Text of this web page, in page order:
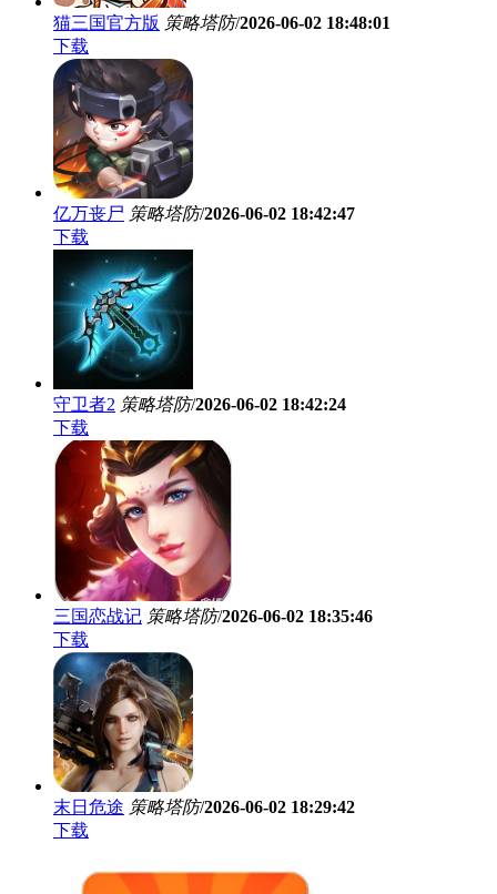
猫三国官方版 策略塔防/2026-06-02 18:48:01
下载
亿万丧尸 策略塔防/2026-06-02 18:42:47
下载
守卫者2 策略塔防/2026-06-02 18:42:24
下载
三国恋战记 策略塔防/2026-06-02 18:35:46
下载
末日危途 策略塔防/2026-06-02 18:29:42
下载